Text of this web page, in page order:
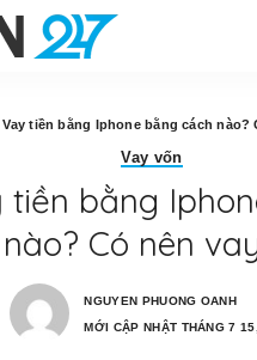
Vay tiền bằng Iphone bằng cách nào?
Vay vốn
tiền bằng
Có nên
NGUYEN PHUONG OANH
MỚI CẬP NHẬT THÁNG 7